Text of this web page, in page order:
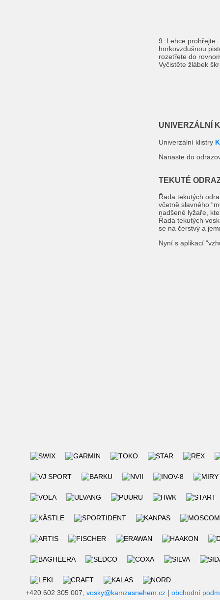
9. Lehce prohřejte
horkovzdušnou
rozetřete do
Vyčistěte žlábek
UNIVERZÁLNÍ
Univerzální klistry
Nanaste do
TEKUTÉ
Řada tekutých
včetně slavného
nadšené lyžaře,
Řada tekutých
se na čerstvý a
Nyní s aplikací
+420 602 305 007, vosky@kamzasnehem.cz | obchodní